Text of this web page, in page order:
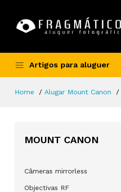
Artigos para aluguer
Home Alugar Mount Canon
MOUNT CANON
Câmeras mirrorless
Objectivas RF